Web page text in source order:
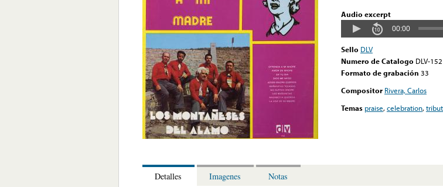
Audio excerpt
00:00
Sello DLV
Numero de Catalogo DLV-152
Formato de grabación 33
Compositor Rivera, Carlos
Temas praise,celebration,
Detalles Imagenes Notas